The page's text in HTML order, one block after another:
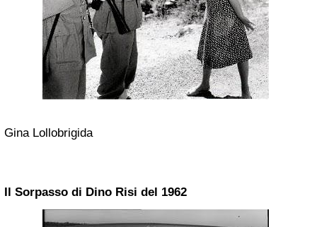
Gina Lollobrigida
Il Sorpasso di Dino Risi del 1962